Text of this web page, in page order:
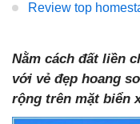
Review top
Nằm cách đất liền
với vẻ đẹp hoang
rộng trên mặt biển